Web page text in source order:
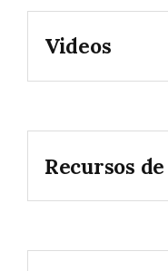
Videos
Recursos